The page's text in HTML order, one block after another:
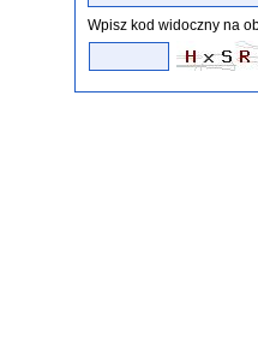
Wpisz kod widoczny na